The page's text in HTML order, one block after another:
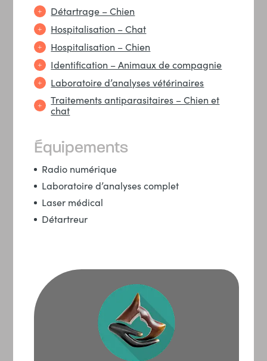
Détartrage – Chien
Hospitalisation – Chat
Hospitalisation – Chien
Identification – Animaux de compagnie
Laboratoire d’analyses vétérinaires
Traitements antiparasitaires – Chien et
chat
Équipements
Radio numérique
Laboratoire d’analyses complet
Laser médical
Détartreur